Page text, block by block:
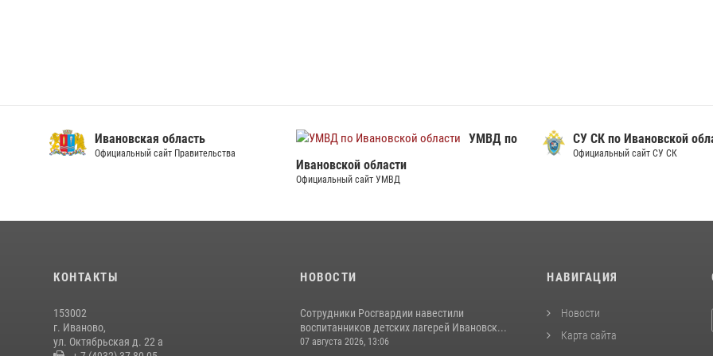
Ивановская область
Официальный сайт Правительства
УМВД по
Ивановской области
Официальный сайт УМВД
СУ СК по Ивановской
Официальный сайт СУ СК
КОНТАКТЫ
153002
г. Иваново,
ул. Октябрьская д. 22 а
НОВОСТИ
Сотрудники Росгвардии навестили
воспитанников детских лагерей Ивановск...
07 августа 2026, 13:06
НАВИГАЦИЯ
Новости
Карта сайта